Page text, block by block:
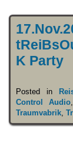
K Party
Posted in
Control Audio
Traumvabrik,